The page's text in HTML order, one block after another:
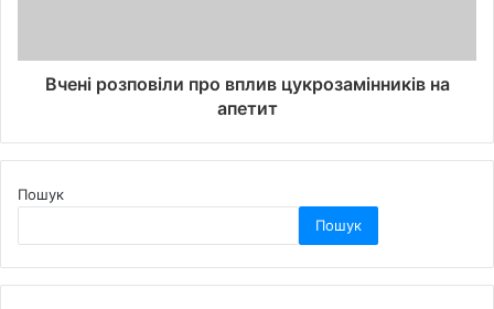
Вчені розповіли про вплив цукрозамінників на
апетит
Пошук
Пошук